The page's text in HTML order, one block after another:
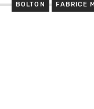
BOLTON FABRICE